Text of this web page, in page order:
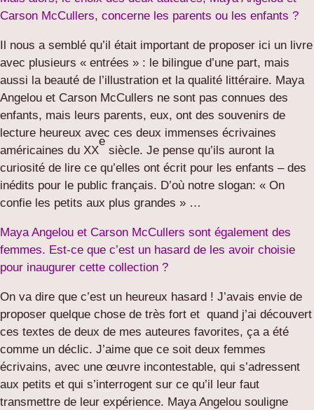
Carson McCullers, concerne les parents ou les enfants ?
Il nous a semblé qu’il était important de proposer ici un livre
avec plusieurs « entrées » : le bilingue d’une part, mais
aussi la beauté de l’illustration et la qualité littéraire. Maya
Angelou et Carson McCullers ne sont pas connues des
enfants, mais leurs parents, eux, ont des souvenirs de
lecture heureux avec ces deux immenses écrivaines
américaines du XX
e
siècle. Je pense qu’ils auront la
curiosité de lire ce qu’elles ont écrit pour les enfants – des
inédits pour le public français. D’où notre slogan: « On
confie les petits aux plus grandes » …
Maya Angelou et Carson McCullers sont également des
femmes. Est-ce que c’est un hasard de les avoir choisie
pour inaugurer cette collection ?
On va dire que c’est un heureux hasard ! J’avais envie de
proposer quelque chose de très fort et quand j’ai découvert
ces textes de deux de mes auteures favorites, ça a été
comme un déclic. J’aime que ce soit deux femmes
écrivains, avec une œuvre incontestable, qui s’adressent
aux petits et qui s’interrogent sur ce qu’il leur faut
transmettre de leur expérience. Maya Angelou souligne